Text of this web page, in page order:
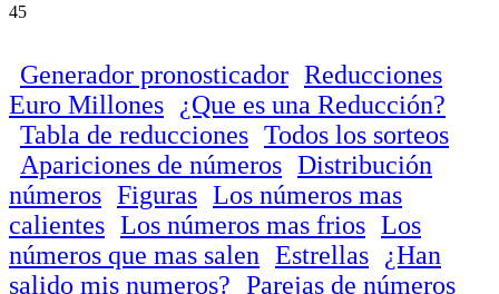
45
Generador pronosticador Reducciones
Euro Millones
¿Que es una Reducción?
Tabla de reducciones Todos los sorteos
Apariciones de números Distribución
números Figuras Los números mas
calientes Los números mas frios Los
números que mas salen Estrellas
¿Han
salido mis numeros? Parejas de números